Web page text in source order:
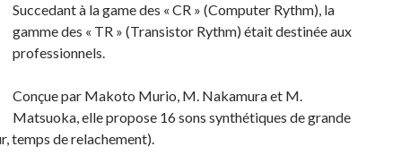
Succedant à la game des « CR » (Computer Rythm), la
gamme des « TR » (Transistor Rythm) était destinée aux
professionnels.
Conçue par Makoto Murio, M. Nakamura et M.
Matsuoka, elle propose 16 sons synthétiques de grande
temps de relachement).